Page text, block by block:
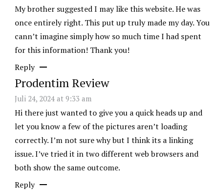
My brother suggested I may like this website. He was
once entirely right. This put up truly made my day. You
cann’t imagine simply how so much time I had spent
for this information! Thank you!
Reply
Prodentim Review
Juli 24, 2024 at 9:33 am
Hi there just wanted to give you a quick heads up and
let you know a few of the pictures aren’t loading
correctly. I’m not sure why but I think its a linking
issue. I’ve tried it in two different web browsers and
both show the same outcome.
Reply